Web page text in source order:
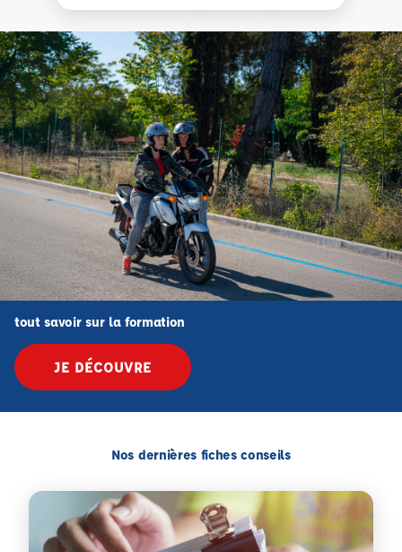
tout savoir sur la formation
JE DÉCOUVRE
Nos dernières fiches conseils